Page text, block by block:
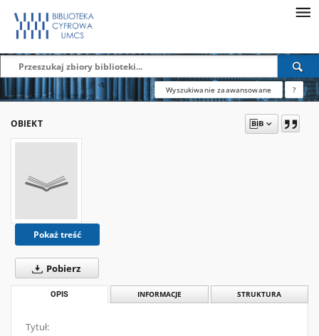
Wyszukiwanie zaawansowane ?
OBIEKT
Pokaż treść
Pobierz
OPIS INFORMACJE STRUKTURA
Tytuł: